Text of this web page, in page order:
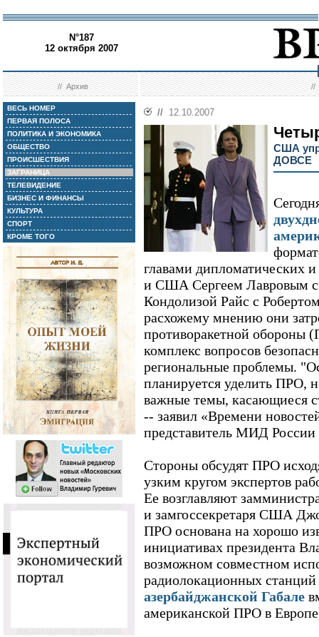
N°187
12 октября 2007
//Архив //
ВЕСЬ НОМЕР
ПЕРВАЯ ПОЛОСА
ПОЛИТИКА И ЭКОНОМИКА
ОБЩЕСТВО
ПРОИСШЕСТВИЯ
ЗАГРАНИЦА
ТЕЛЕВИДЕНИЕ
БИЗНЕС И ФИНАНСЫ
КУЛЬТУРА
СПОРТ
КРОМЕ ТОГО
// 12.10.2007
США
ДОВСЕ
главами дипломатических
и США Сергеем Лавровым
Кондолизой Райс с
расхожему мнению они
противоракетной обороны
комплекс вопросов
региональные проблемы.
планируется уделить ПРО,
важные темы, касающиеся
-- заявил «Времени
представитель МИД
Стороны обсудят ПРО
узким кругом экспертов
Ее возглавляют
и замгоссекретаря США
ПРО основана на хорошо
инициативах президента
возможном совместном
радиолокационных
азербайджанской Габале
американской ПРО в